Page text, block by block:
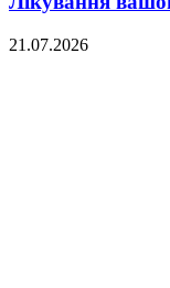
21.07.2026